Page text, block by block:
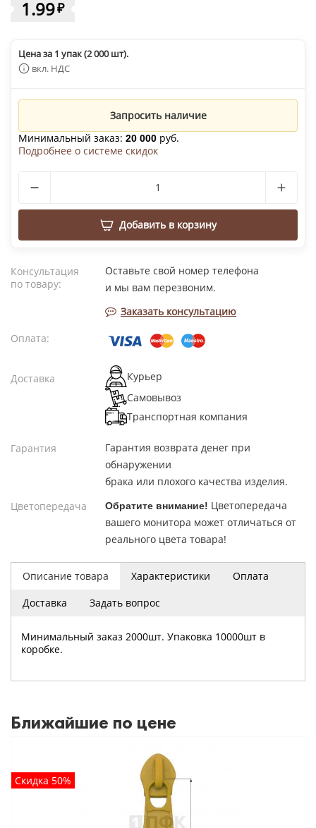
1.99₽
Цена за 1 упак (2 000 шт).
вкл. НДС
Запросить наличие
Минимальный заказ: 20 000 руб.
Подробнее о системе скидок
Добавить в корзину
Описание товара Характеристики
Оплата
Доставка
Задать вопрос
Минимальный заказ 2000шт. Упаковка 10000шт в
коробке.
Консультация
по товару:
Оставьте свой номер телефона
и мы вам перезвоним.
Заказать консультацию
Оплата:
Доставка
Курьер
Самовывоз
Транспортная компания
Гарантия
Гарантия возврата денег при
обнаружении
брака или плохого качества изделия.
Цветопередача
Обратите внимание! Цветопередача
вашего монитора может отличаться от
реального цвета товара!
Ближайшие по цене
Скидка 50%